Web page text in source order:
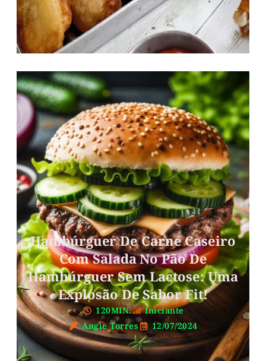
Hambúrguer De Carne Caseiro
Com Salada No Pão De
Hambúrguer Sem Lactose: Uma
Explosão De Sabor Fit!
120MIN.
Iniciante
Angie Torres
12/07/2024